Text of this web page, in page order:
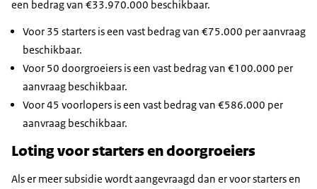
een bedrag van €33.970.000 beschikbaar.
Voor 35 starters is een vast bedrag van €75.000 per aanvraag
beschikbaar.
Voor 50 doorgroeiers is een vast bedrag van €100.000 per
aanvraag beschikbaar.
Voor 45 voorlopers is een vast bedrag van €586.000 per
aanvraag beschikbaar.
Loting voor starters en doorgroeiers
Als er meer subsidie wordt aangevraagd dan er voor starters en